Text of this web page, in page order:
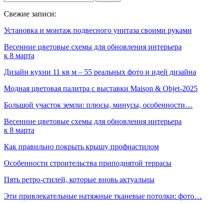
Свежие записи:
Установка и монтаж подвесного унитаза своими руками
Весенние цветовые схемы для обновления интерьера
к 8 марта
Дизайн кухни 11 кв м – 55 реальных фото и идей дизайна
Модная цветовая палитра с выставки Maison & Objet-2025
Большой участок земли: плюсы, минусы, особенности…
Весенние цветовые схемы для обновления интерьера
к 8 марта
Как правильно покрыть крышу профнастилом
Особенности строительства приподнятой террасы
Пять ретро-стилей, которые вновь актуальны
Эти привлекательные натяжные тканевые потолки: фото…